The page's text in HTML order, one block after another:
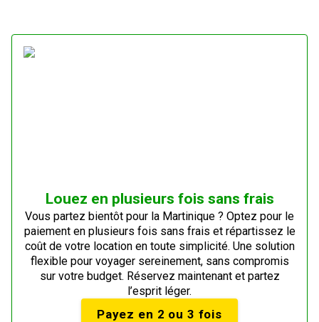
Louez en plusieurs fois sans frais
Vous partez bientôt pour la Martinique ? Optez pour le
paiement en plusieurs fois sans frais et répartissez le
coût de votre location en toute simplicité. Une solution
flexible pour voyager sereinement, sans compromis
sur votre budget. Réservez maintenant et partez
l’esprit léger.
Payez en 2 ou 3 fois